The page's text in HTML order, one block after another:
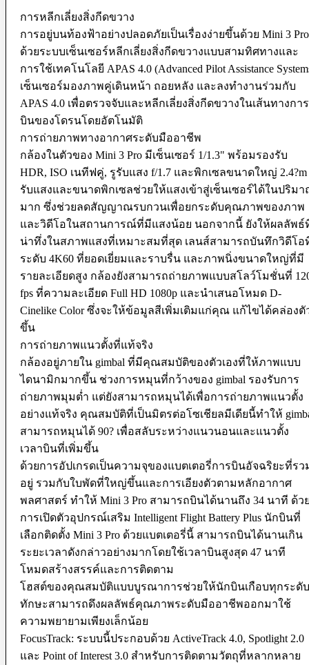
Flash & Light
Continue Light
Flash
Ringlight
Studio Light
Studio BOX
Studio House Equipment
Background
Barndoors
Color Gel Filter
Clamp
Copy Stands
Reflectors
Softboxes
Stand
Studio House Accessories
TTL Cords
Trigger
Umbrellas
Bag & Case
Bag Accessories
Fit Case
Holster Cases
Lens Case
Pouch Bag
Roller Bag
Rain Protection
Shoulder Bag
Sling Bags
Tote Bag
Wet Bag
Waterproof Bags
Waterproof Cases
Waist Bag
Protection Gear
Body Cap
Cable Protector
Dry Cabinet
Housing
LCD Screen Protector
Silicone Case
Vacuum Box
การหลีกเลี่ยงสิ่งกีดขวาง
การอยู่บนท้องฟ้าอย่างปลอดภัยเป็นเรื่องง่ายขึ้นด้วย Mini 3 Pro
ด้วยระบบเซ็นเซอร์หลีกเลี่ยงสิ่งกีดขวางแบบสามทิศทางและ
การใช้เทคโนโลยี APAS 4.0 (Advanced Pilot Assistance
เซ็นเซอร์มองภาพคู่เดินหน้า ถอยหลัง และลงทำงานร่วมกับ
APAS 4.0 เพื่อตรวจจับและหลีกเลี่ยงสิ่งกีดขวางในเส้นทางการ
บินของโดรนโดยอัตโนมัติ
การถ่ายภาพทางอากาศระดับมืออาชีพ
กล้องในตัวของ Mini 3 Pro มีเซ็นเซอร์ 1/1.3" พร้อมรองรับ
HDR, ISO เนทีฟคู่, รูรับแสง f/1.7 และพิกเซลขนาดใหญ่ 2.4?m
รับแสงและขนาดพิกเซลช่วยให้แสงเข้าสู่เซ็นเซอร์ได้ในปริม
มาก ซึ่งช่วยลดสัญญาณรบกวนเพื่อยกระดับคุณภาพของภาพ
และวิดีโอในสถานการณ์ที่มีแสงน้อย นอกจากนี้ ยังให้ผลลัพธ์
น่าทึ่งในสภาพแสงที่เหมาะสมที่สุด เลนส์สามารถบันทึกวิดีโอ
ระดับ 4K60 ที่ยอดเยี่ยมและราบรื่น และภาพนิ่งขนาดใหญ่ที่มี
รายละเอียดสูง กล้องยังสามารถถ่ายภาพแบบสโลว์โมชั่นที่
fps ที่ความละเอียด Full HD 1080p และนำเสนอโหมด D-
Cinelike Color ซึ่งจะให้ข้อมูลสีเพิ่มเติมแก่คุณ แก้ไขได้คล่องตั
ขึ้น
การถ่ายภาพแนวตั้งที่แท้จริง
กล้องอยู่ภายใน gimbal ที่มีคุณสมบัติของตัวเองที่ให้ภาพแบบ
ไดนามิกมากขึ้น ช่วงการหมุนที่กว้างของ gimbal รองรับการ
ถ่ายภาพมุมต่ำ แต่ยังสามารถหมุนได้เพื่อการถ่ายภาพแนวตั้ง
อย่างแท้จริง คุณสมบัติที่เป็นมิตรต่อโซเชียลมีเดียนี้ทำให้
สามารถหมุนได้ 90? เพื่อสลับระหว่างแนวนอนและแนวตั้ง
เวลาบินที่เพิ่มขึ้น
ด้วยการอัปเกรดเป็นความจุของแบตเตอรี่การบินอัจฉริยะที่รว
อยู่ รวมกับใบพัดที่ใหญ่ขึ้นและการเอียงตัวตามหลักอากาศ
พลศาสตร์ ทำให้ Mini 3 Pro สามารถบินได้นานถึง 34 นาที ด้ว
การเปิดตัวอุปกรณ์เสริม Intelligent Flight Battery Plus นักบินที่
เลือกติดตั้ง Mini 3 Pro ด้วยแบตเตอรี่นี้ สามารถบินได้นานเกิน
ระยะเวลาดังกล่าวอย่างมากโดยใช้เวลาบินสูงสุด 47 นาที
โหมดสร้างสรรค์และการติดตาม
โฮสต์ของคุณสมบัติแบบบูรณาการช่วยให้นักบินเกือบทุกระดับ
ทักษะสามารถดึงผลลัพธ์คุณภาพระดับมืออาชีพออกมาใช้
ความพยายามเพียงเล็กน้อย
FocusTrack: ระบบนี้ประกอบด้วย ActiveTrack 4.0, Spotlight 2.0
และ Point of Interest 3.0 สำหรับการติดตามวัตถุที่หลากหลาย